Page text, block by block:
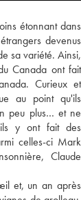
étonnant dans
devenus
sa variété. Ainsi,
Canada ont fait
Curieux et
au point qu'ils
peu plus… et ne
y ont fait des
celles-ci Mark
Claude
et, un an après